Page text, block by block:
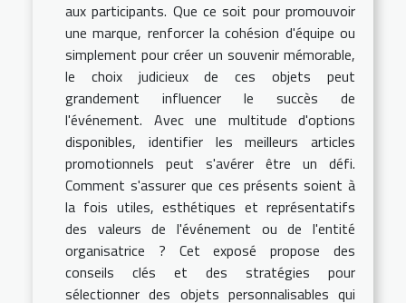
aux participants. Que ce soit pour promouvoir
une marque, renforcer la cohésion d'équipe ou
simplement pour créer un souvenir mémorable,
le choix judicieux de ces objets peut
grandement influencer le succès de
l'événement. Avec une multitude d'options
disponibles, identifier les meilleurs articles
promotionnels peut s'avérer être un défi.
Comment s'assurer que ces présents soient à
la fois utiles, esthétiques et représentatifs
des valeurs de l'événement ou de l'entité
organisatrice ? Cet exposé propose des
conseils clés et des stratégies pour
sélectionner des objets personnalisables qui